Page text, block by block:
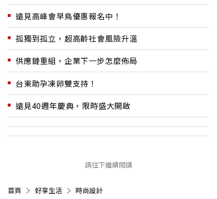
遠見高峰會早鳥優惠報名中！
孤獨到孤立，超高齡社會風險升溫
供應鏈重組，企業下一步怎麼佈局
台東助孕凍卵雙支持！
遠見40週年慶典，限時盛大開啟
請往下繼續閱讀
首頁 好享生活 時尚設計